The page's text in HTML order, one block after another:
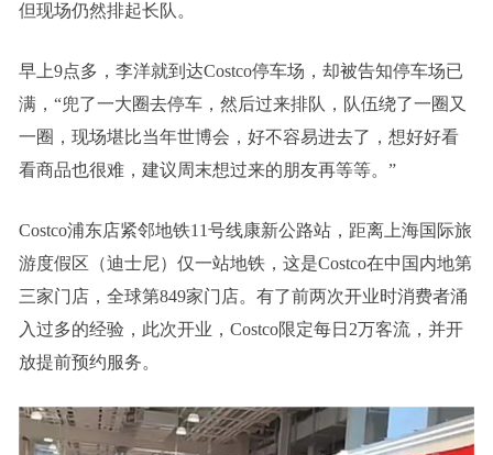
但现场仍然排起长队。
早上9点多，李洋就到达Costco停车场，却被告知停车场已
满，“兜了一大圈去停车，然后过来排队，队伍绕了一圈又
一圈，现场堪比当年世博会，好不容易进去了，想好好看
看商品也很难，建议周末想过来的朋友再等等。”
Costco浦东店紧邻地铁11号线康新公路站，距离上海国际旅
游度假区（迪士尼）仅一站地铁，这是Costco在中国内地第
三家门店，全球第849家门店。有了前两次开业时消费者涌
入过多的经验，此次开业，Costco限定每日2万客流，并开
放提前预约服务。